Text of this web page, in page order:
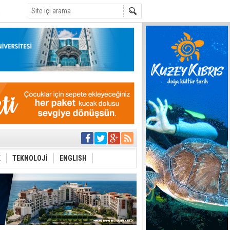
yer sis olacak
olur
bu
ara
TEKNOLOJİ ENGLISH